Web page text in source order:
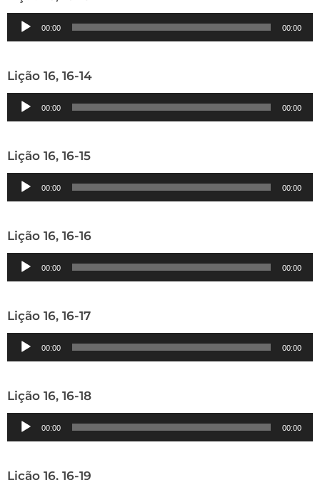
Tocador
de
00:00 00:00
Lição 16, 16-14
Tocador
de
00:00 00:00
Lição 16, 16-15
Tocador
de
00:00 00:00
Lição 16, 16-16
Tocador
de
00:00 00:00
Lição 16, 16-17
Tocador
de
00:00 00:00
Lição 16, 16-18
Tocador
de
00:00 00:00
Lição 16, 16-19